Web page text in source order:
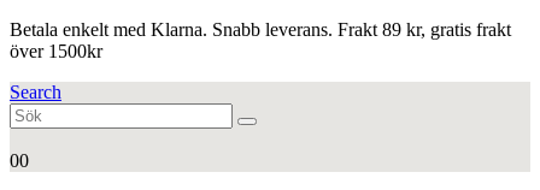
Betala enkelt med Klarna. Snabb leverans. Frakt 89 kr, gratis frakt
över 1500kr
Search
00